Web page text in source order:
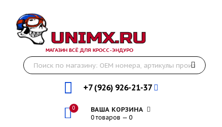
МАГАЗИН ВСЁ ДЛЯ КРОСС-ЭНДУРО
+7 (926) 926-21-37
0 ВАША КОРЗИНА
0 товаров — 0